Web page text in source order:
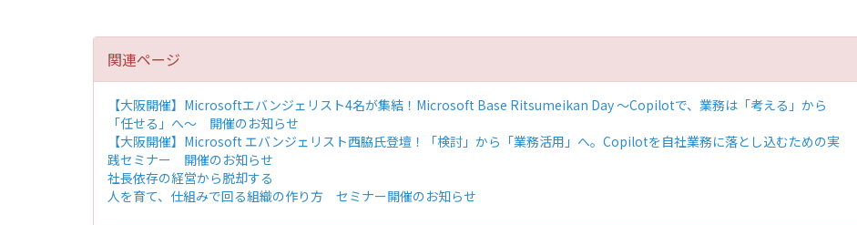
関連ページ
【大阪開催】Microsoftエバンジェリスト4名が集結！Microsoft Base Ritsumeikan Day ～Copilotで、業務は「考える」から
「任せる」へ～ 開催のお知らせ
【大阪開催】Microsoft エバンジェリスト西脇氏登壇！「検討」から「業務活用」へ。Copilotを自社業務に落とし込むための実
践セミナー 開催のお知らせ
社長依存の経営から脱却する
人を育て、仕組みで回る組織の作り方 セミナー開催のお知らせ